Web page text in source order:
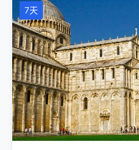
7天